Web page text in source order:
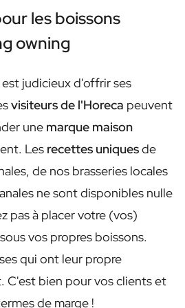
Gin
Rhum
- Gourde
les boissons
owning
judicieux d'offrir ses
visiteurs de l'Horeca peuvent
une marque maison
Les recettes uniquesde
de nos brasseries locales
ne sont disponibles nulle
pas à placer votre (vos)
vos propres boissons.
qui ont leur propre
C'est bien pour vos clients et
de marge !